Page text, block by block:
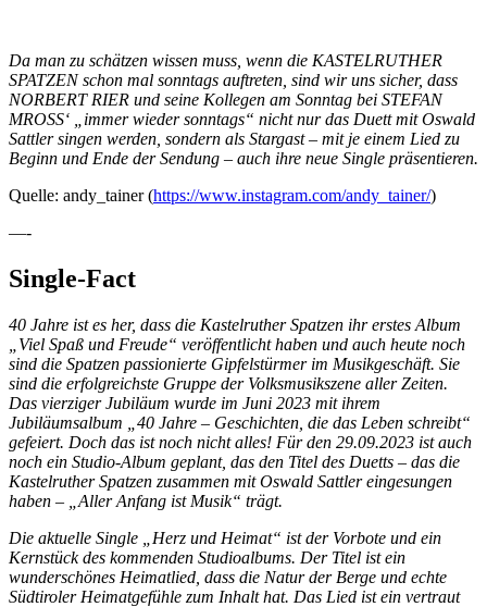
Da man zu schätzen wissen muss, wenn die KASTELRUTHER
SPATZEN schon mal sonntags auftreten, sind wir uns sicher, dass
NORBERT RIER und seine Kollegen am Sonntag bei STEFAN
MROSS‘ „immer wieder sonntags“ nicht nur das Duett mit Oswald
Sattler singen werden, sondern als Stargast – mit je einem Lied zu
Beginn und Ende der Sendung – auch ihre neue Single präsentieren.
Quelle: andy_tainer (https://www.instagram.com/andy_tainer/)
—-
Single-Fact
40 Jahre ist es her, dass die Kastelruther Spatzen ihr erstes Album
„Viel Spaß und Freude“ veröffentlicht haben und auch heute noch
sind die Spatzen passionierte Gipfelstürmer im Musikgeschäft. Sie
sind die erfolgreichste Gruppe der Volksmusikszene aller Zeiten.
Das vierziger Jubiläum wurde im Juni 2023 mit ihrem
Jubiläumsalbum „40 Jahre – Geschichten, die das Leben schreibt“
gefeiert. Doch das ist noch nicht alles! Für den 29.09.2023 ist auch
noch ein Studio-Album geplant, das den Titel des Duetts – das die
Kastelruther Spatzen zusammen mit Oswald Sattler eingesungen
haben – „Aller Anfang ist Musik“ trägt.
Die aktuelle Single „Herz und Heimat“ ist der Vorbote und ein
Kernstück des kommenden Studioalbums. Der Titel ist ein
wunderschönes Heimatlied, dass die Natur der Berge und echte
Südtiroler Heimatgefühle zum Inhalt hat. Das Lied ist ein vertraut